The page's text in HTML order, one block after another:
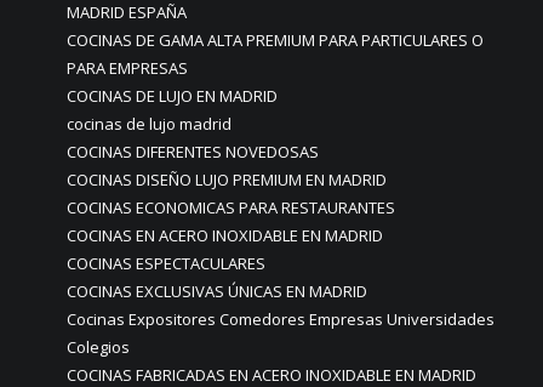
MADRID ESPAÑA
COCINAS DE GAMA ALTA PREMIUM PARA PARTICULARES O
PARA EMPRESAS
COCINAS DE LUJO EN MADRID
cocinas de lujo madrid
COCINAS DIFERENTES NOVEDOSAS
COCINAS DISEÑO LUJO PREMIUM EN MADRID
COCINAS ECONOMICAS PARA RESTAURANTES
COCINAS EN ACERO INOXIDABLE EN MADRID
COCINAS ESPECTACULARES
COCINAS EXCLUSIVAS ÚNICAS EN MADRID
Cocinas Expositores Comedores Empresas Universidades
Colegios
COCINAS FABRICADAS EN ACERO INOXIDABLE EN MADRID